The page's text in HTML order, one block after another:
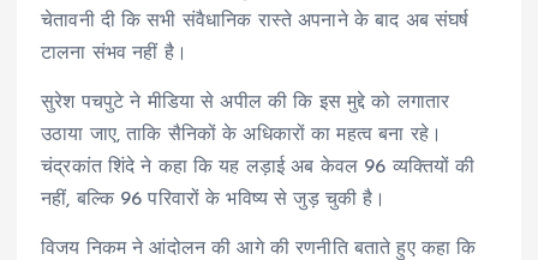
चेतावनी दी कि सभी संवैधानिक रास्ते अपनाने के बाद अब संघर्ष
टालना संभव नहीं है।
सुरेश पचपुटे ने मीडिया से अपील की कि इस मुद्दे को लगातार
उठाया जाए, ताकि सैनिकों के अधिकारों का महत्व बना रहे।
चंद्रकांत शिंदे ने कहा कि यह लड़ाई अब केवल 96 व्यक्तियों की
नहीं, बल्कि 96 परिवारों के भविष्य से जुड़ चुकी है।
विजय निकम ने आंदोलन की आगे की रणनीति बताते हुए कहा कि